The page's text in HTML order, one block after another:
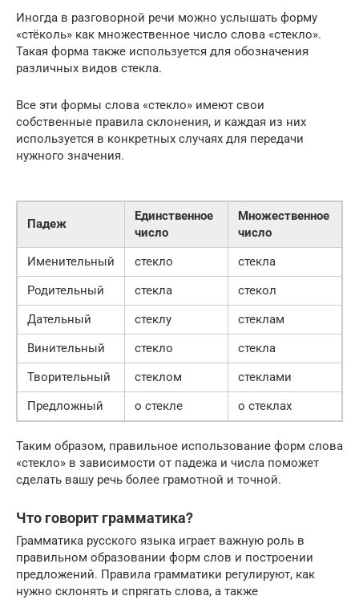
Иногда в разговорной речи можно услышать форму
«стёколь» как множественное число слова «стекло».
Такая форма также используется для обозначения
различных видов стекла.
Все эти формы слова «стекло» имеют свои
собственные правила склонения, и каждая из них
используется в конкретных случаях для передачи
нужного значения.
Падеж
Единственное
число
Множественное
число
Именительный
стекло
стекла
Родительный
стекла
стекол
Дательный
стеклу
стеклам
Винительный
стекло
стекла
Творительный
стеклом
стеклами
Предложный
о стекле о стеклах
Таким образом, правильное использование форм слова
«стекло» в зависимости от падежа и числа поможет
сделать вашу речь более грамотной и точной.
Что говорит грамматика?
Грамматика русского языка играет важную роль в
правильном образовании форм слов и построении
предложений. Правила грамматики регулируют, как
нужно склонять и спрягать слова, а также